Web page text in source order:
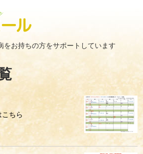
をお持ちの方をサポートしています
ちら